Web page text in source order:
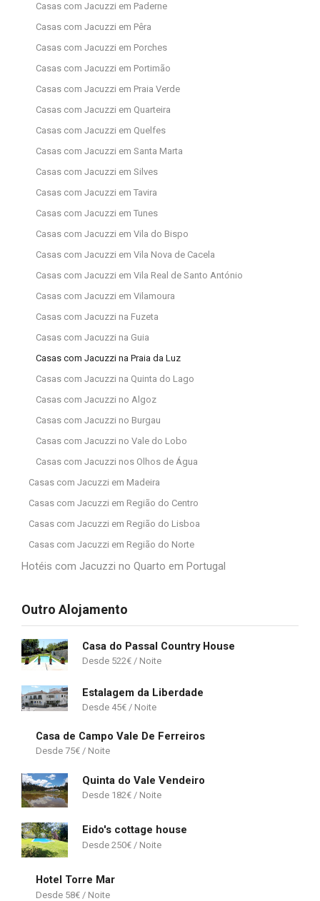
Casas com Jacuzzi em Paderne
Casas com Jacuzzi em Pêra
Casas com Jacuzzi em Porches
Casas com Jacuzzi em Portimão
Casas com Jacuzzi em Praia Verde
Casas com Jacuzzi em Quarteira
Casas com Jacuzzi em Quelfes
Casas com Jacuzzi em Santa Marta
Casas com Jacuzzi em Silves
Casas com Jacuzzi em Tavira
Casas com Jacuzzi em Tunes
Casas com Jacuzzi em Vila do Bispo
Casas com Jacuzzi em Vila Nova de Cacela
Casas com Jacuzzi em Vila Real de Santo António
Casas com Jacuzzi em Vilamoura
Casas com Jacuzzi na Fuzeta
Casas com Jacuzzi na Guia
Casas com Jacuzzi na Praia da Luz
Casas com Jacuzzi na Quinta do Lago
Casas com Jacuzzi no Algoz
Casas com Jacuzzi no Burgau
Casas com Jacuzzi no Vale do Lobo
Casas com Jacuzzi nos Olhos de Água
Casas com Jacuzzi em Madeira
Casas com Jacuzzi em Região do Centro
Casas com Jacuzzi em Região do Lisboa
Casas com Jacuzzi em Região do Norte
Hotéis com Jacuzzi no Quarto em Portugal
Outro Alojamento
Casa do Passal Country House
522€
Estalagem da Liberdade
45€
Casa de Campo Vale De Ferreiros
75€
Quinta do Vale Vendeiro
182€
Eido's cottage house
250€
Hotel Torre Mar
58€